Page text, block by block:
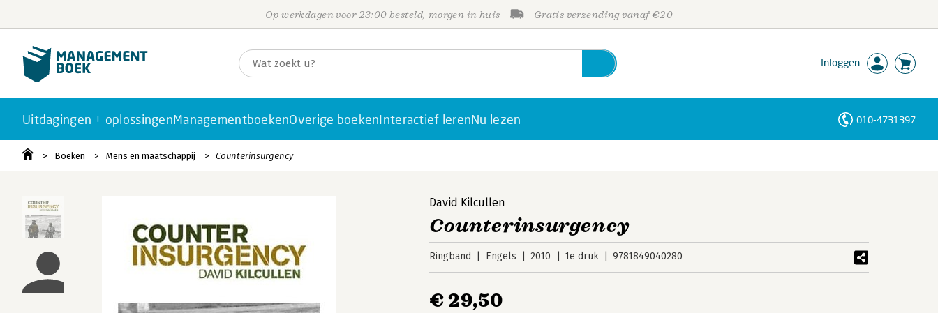
Op werkdagen voor 23:00 besteld, morgen in huis Gratis verzending vanaf €20
Inloggen
Uitdagingen + oplossingenManagementboekenOverige boekenInteractief lerenNu lezen 010-4731397
Boeken Mens en maatschappij Counterinsurgency
David Kilcullen
Counterinsurgency
Ringband Engels 2010 1e druk 9781849040280
€ 29,50
Personen